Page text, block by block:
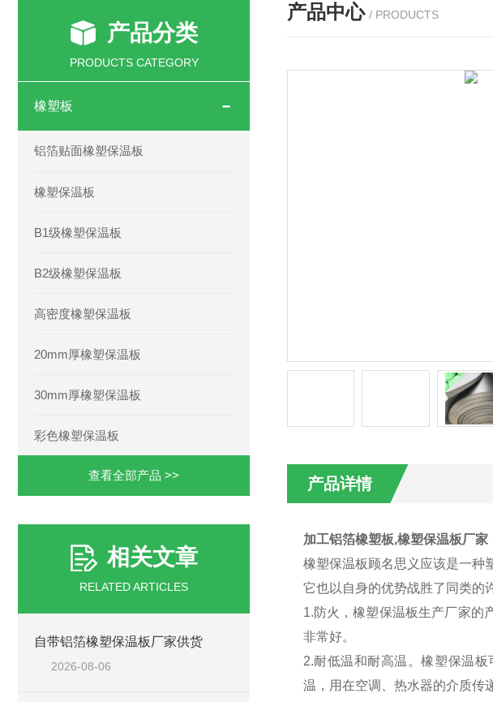
产品分类
PRODUCTS CATEGORY
橡塑板
铝箔贴面橡塑保温板
橡塑保温板
B1级橡塑保温板
B2级橡塑保温板
高密度橡塑保温板
20mm厚橡塑保温板
30mm厚橡塑保温板
彩色橡塑保温板
查看全部产品 >>
相关文章
RELATED ARTICLES
自带铝箔橡塑保温板厂家供货
2026-08-06
产品中心 / PRODUCTS
产品详情
加工铝箔橡塑板,橡塑保温板厂家
橡塑保温板顾名思义应该是一种
它也以自身的优势战胜了同类的
1.防火，橡塑保温板生产厂家的
非常好。
2.耐低温和耐高温。橡塑保温
温，用在空调、热水器的介质传